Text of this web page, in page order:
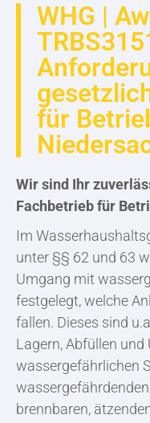
WHG |
für
Wir sind Ihr
Fachbetrieb für
Im
unter §§ 62 und 63
Umgang mit
festgelegt, welche
fallen. Dieses sind
Lagern, Abfüllen
wassergefährlichen
brennbaren,